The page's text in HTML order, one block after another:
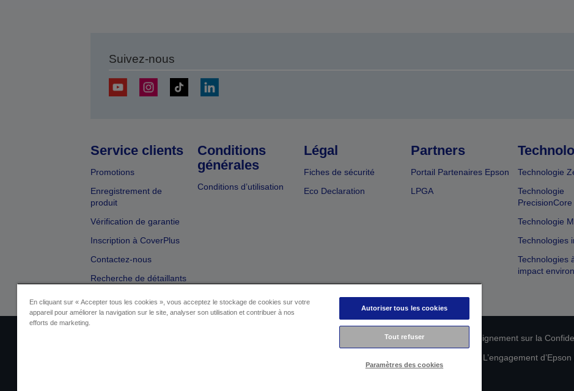
Suivez-nous
Service clients
Promotions
Enregistrement de
produit
Vérification de garantie
Inscription à CoverPlus
Contactez-nous
Recherche de détaillants
Conditions
générales
Conditions d’utilisation
Légal
Fiches de sécurité
Eco Declaration
Partners
Portail Partenaires Epson
LPGA
Technologie
Technologie
PrecisionCore
Technologie
Technologies
Technologies
impact
Déclaration de Renseignement sur la
L’engagement
En cliquant sur « Accepter tous les cookies », vous acceptez le stockage de cookies sur votre
appareil pour améliorer la navigation sur le site, analyser son utilisation et contribuer à nos
efforts de marketing.
Autoriser tous les cookies
Tout refuser
Paramètres des cookies